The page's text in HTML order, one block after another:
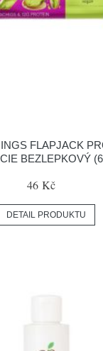
FLAPJACK
BEZLEPKOVÝ
46 Kč
DETAIL PRODUKTU